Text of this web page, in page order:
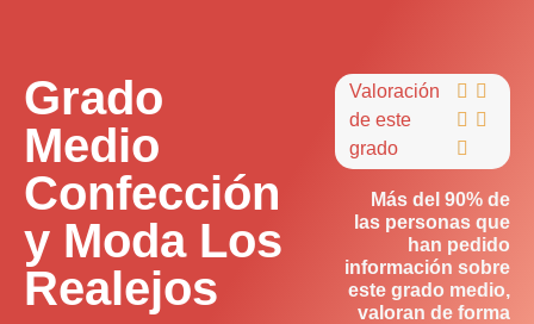
Grado
Medio
Confección
y Moda Los
Realejos
Valoración
de este
grado
 
 

Más del 90% de
las personas que
han pedido
información sobre
este grado medio,
valoran de forma